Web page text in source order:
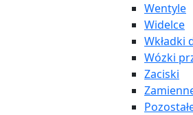
Wentyle
Widelce
Wkładki
Wózki
Zaciski